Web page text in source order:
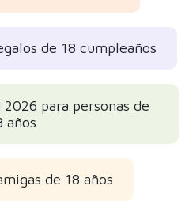
de 18 cumpleaños
para personas de
años
de 18 años